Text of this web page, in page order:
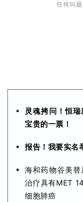
任何问
灵魂拷问！恒
宝贵的一票！
报告！我要实名
海和药物谷美
治疗具有MET
细胞肺癌